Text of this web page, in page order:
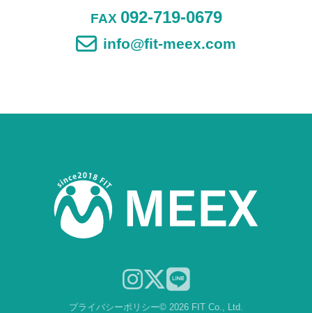
FAX 092-719-0679
info@fit-meex.com
プライバシーポリシー© 2026 FIT Co., Ltd.